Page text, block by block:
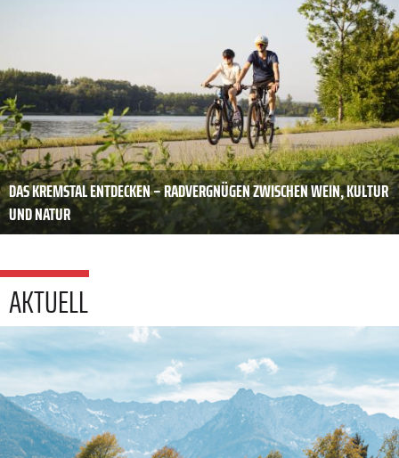
DAS KREMSTAL ENTDECKEN – RADVERGNÜGEN ZWISCHEN WEIN, KULTUR
UND NATUR
AKTUELL